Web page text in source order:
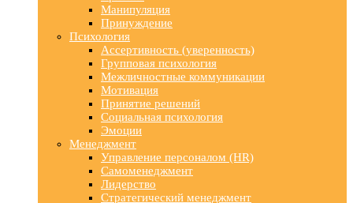
Манипуляция
Принуждение
Психология
Ассертивность (уверенность)
Групповая психология
Межличностные коммуникации
Мотивация
Принятие решений
Социальная психология
Эмоции
Менеджмент
Управление персоналом (HR)
Самоменеджмент
Лидерство
Стратегический менеджмент